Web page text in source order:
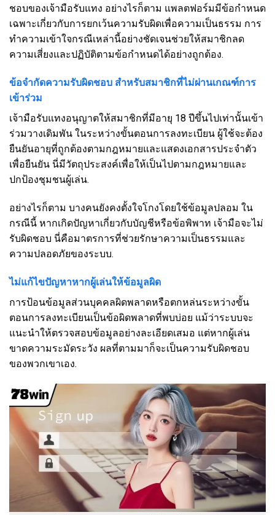
ชอบของเจ้ามือรับแทง อย่างไรก็ตาม แพลตฟอร์มมีข้อกำหนด
เฉพาะเกี่ยวกับการยกเว้นความรับผิดเพื่อความเป็นธรรม การ
ทำความเข้าใจกรณีเหล่านี้อย่างชัดเจนช่วยให้สมาชิกลด
ความเสี่ยงและปฏิบัติตามข้อกำหนดได้อย่างถูกต้อง.
ข้อจำกัดความรับผิดชอบ สำหรับสมาชิกที่ไม่ผ่านเกณฑ์การ
เข้าร่วม
เจ้ามือรับแทงอนุญาตให้สมาชิกที่มีอายุ 18 ปีขึ้นไปเท่านั้นเข้า
ร่วมวางเดิมพัน ในระหว่างขั้นตอนการลงทะเบียน ผู้ใช้จะต้อง
ยืนยันอายุที่ถูกต้องตามกฎหมายและแสดงเอกสารประจำตัว
เพื่อยืนยัน นี่มีวัตถุประสงค์เพื่อให้เป็นไปตามกฎหมายและ
ปกป้องชุมชนผู้เล่น.
อย่างไรก็ตาม บางคนยังคงตั้งใจโกงโดยใช้ข้อมูลปลอม ใน
กรณีนี้ หากเกิดปัญหาเกี่ยวกับบัญชีหรือข้อพิพาท เจ้ามือจะไม่
รับผิดชอบ นี่คือมาตรการที่ช่วยรักษาความเป็นธรรมและ
ความปลอดภัยของระบบ.
ไม่แก้ไขปัญหาหากผู้เล่นให้ข้อมูลผิด
การป้อนข้อมูลส่วนบุคคลผิดพลาดหรือตกหล่นระหว่างขั้น
ตอนการลงทะเบียนเป็นข้อผิดพลาดที่พบบ่อย แม้ว่าระบบจะ
แนะนำให้ตรวจสอบข้อมูลอย่างละเอียดเสมอ แต่หากผู้เล่น
ขาดความระมัดระวัง ผลที่ตามมาก็จะเป็นความรับผิดชอบ
ของพวกเขาเอง.